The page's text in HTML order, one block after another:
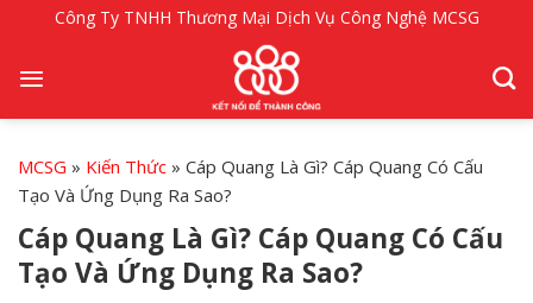
nội
Công Ty TNHH Thương Mại Dịch Vụ Công Nghệ MCSG
MCSG » Kiến Thức » Cáp Quang Là Gì? Cáp Quang Có Cấu
Tạo Và Ứng Dụng Ra Sao?
Cáp Quang Là Gì? Cáp Quang Có Cấu
Tạo Và Ứng Dụng Ra Sao?